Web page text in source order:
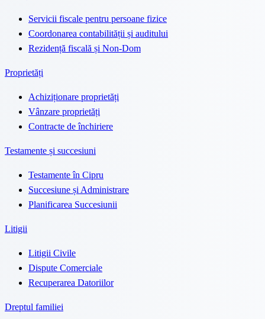
Servicii fiscale pentru persoane fizice
Coordonarea contabilității și auditului
Rezidență fiscală și Non-Dom
Proprietăți
Achiziționare proprietăți
Vânzare proprietăți
Contracte de închiriere
Testamente și succesiuni
Testamente în Cipru
Succesiune și Administrare
Planificarea Succesiunii
Litigii
Litigii Civile
Dispute Comerciale
Recuperarea Datoriilor
Dreptul familiei